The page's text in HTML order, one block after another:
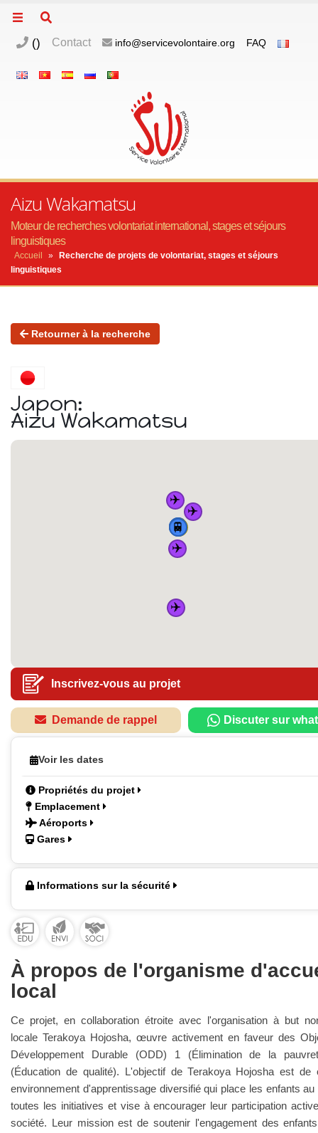
() Contact info@servicevolontaire.org FAQ
Aizu Wakamatsu
Moteur de recherches volontariat international, stages et séjours
linguistiques
Accueil »
Recherche de projets de volontariat, stages et séjours
linguistiques
Retourner à la recherche
Japon:
Aizu Wakamatsu
🏠
🚆
🚆
🚆
🚆
✈️
✈️
✈️
✈️
Inscrivez-vous au projet
Demande de rappel Discuter sur
Voir les dates
Propriétés du projet
Emplacement
Aéroports
Gares
Informations sur la sécurité
À propos de l'organisme
local
Ce projet, en collaboration étroite avec l'organisation à but
locale Terakoya Hojosha, œuvre activement en faveur des
Développement Durable (ODD) 1 (Élimination de la
(Éducation de qualité). L'objectif de Terakoya Hojosha est de
environnement d'apprentissage diversifié qui place les enfants
toutes les initiatives et vise à encourager leur participation
société. Leur mission est de soutenir l'engagement des